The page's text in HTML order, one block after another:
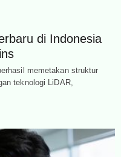
di Indonesia
memetakan struktur
teknologi LiDAR,